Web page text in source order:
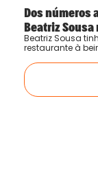
Dos números
Beatriz Sousa
Beatriz Sousa
restaurante à